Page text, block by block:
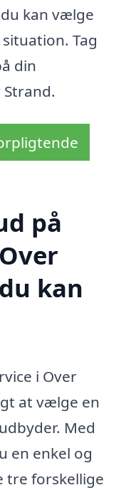
kan vælge
Tag
din
på
kan
i Over
at vælge en
Med
en enkel og
tre forskellige